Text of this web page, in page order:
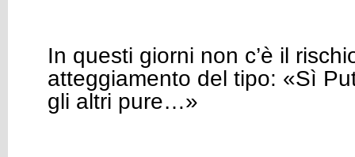
In questi giorni non c’è il
atteggiamento del tipo: «Sì
gli altri pure…»